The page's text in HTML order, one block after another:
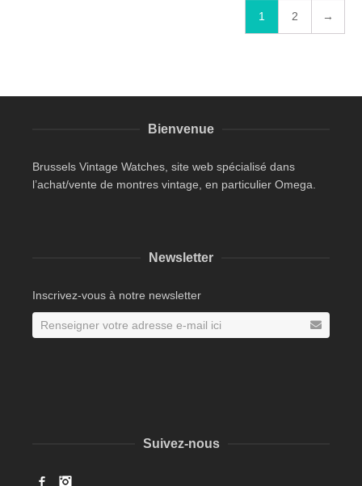
1 2 →
Bienvenue
Brussels Vintage Watches, site web spécialisé dans
l’achat/vente de montres vintage, en particulier Omega.
Newsletter
Inscrivez-vous à notre newsletter
Suivez-nous
Facebook